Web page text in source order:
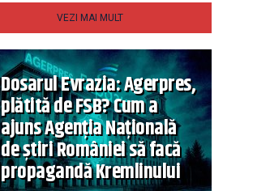
VEZI MAI MULT
Dosarul Evrazia: Agerpres,
plătită de FSB? Cum a
ajuns Agenția Națională
de știri României să facă
propagandă Kremlinului